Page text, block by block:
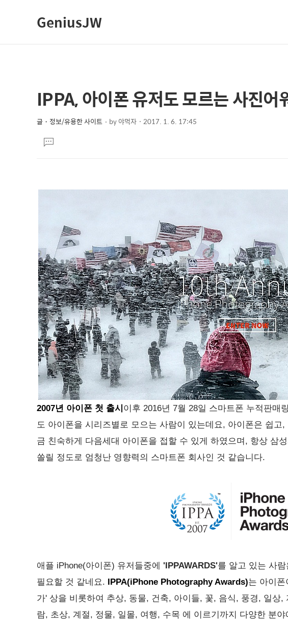
GeniusJW
상
세
컨
텐
본
문
제
IPPA, 아이폰 유저도 모르는 사진어
글・정보/유용한 사이트 by야먹자 2017. 1. 6. 17:45
문댓
글
2007년 아이폰 첫 출시 이후 2016년 7월 28일 스마트폰 누적판매
도 아이폰을 시리즈별로 모으는 사람이 있는데요, 아이폰은 쉽고
금 친숙하게 다음세대 아이폰을 접할 수 있게 하였으며, 항상 삼
쏠릴 정도로 엄청난 영향력의 스마트폰 회사인 것 같습니다.
애플 iPhone(아이폰) 유저들중에 'IPPAWARDS'를 알고 있는 사
필요할 것 같네요. IPPA(iPhone Photography Awards)는 아이폰
가' 상을 비롯하여 추상, 동물, 건축, 아이들, 꽃, 음식, 풍경, 일상,
람, 초상, 계절 , 정물, 일몰, 여행, 수목 에 이르기까지 다양한 분